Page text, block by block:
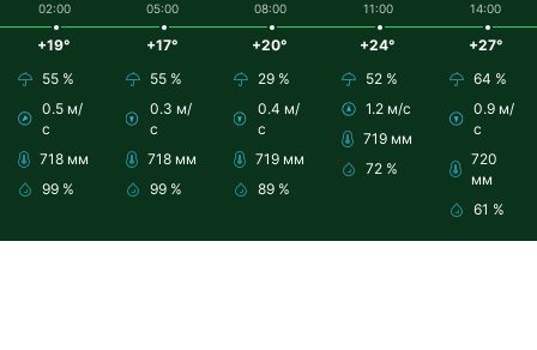
02:00
+19°
55 %
0.5 м/
с
718 мм
99 %
05:00
+17°
55 %
0.3 м/
с
718 мм
99 %
08:00
+20°
29 %
0.4 м/
с
719 мм
89 %
11:00
+24°
52 %
1.2 м/с
719 мм
72 %
14:00
+27°
64 %
0.9 м/
с
720
мм
61 %